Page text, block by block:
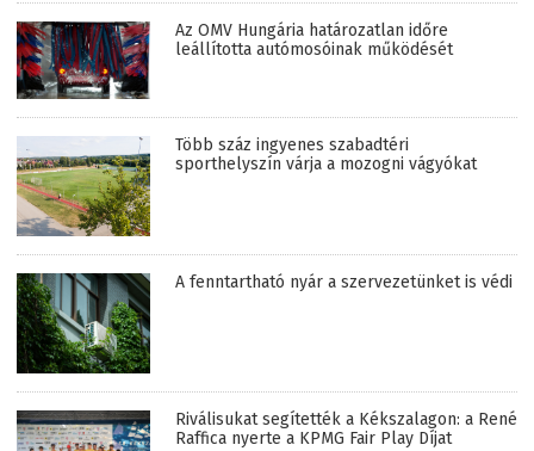
Az OMV Hungária határozatlan időre
leállította autómosóinak működését
Több száz ingyenes szabadtéri
sporthelyszín várja a mozogni vágyókat
A fenntartható nyár a szervezetünket is védi
Riválisukat segítették a Kékszalagon: a René
Raffica nyerte a KPMG Fair Play Díjat